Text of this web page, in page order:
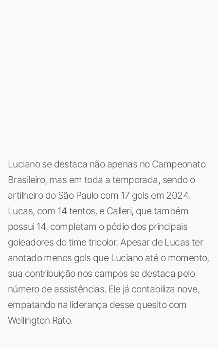
Luciano se destaca não apenas no Campeonato
Brasileiro, mas em toda a temporada, sendo o
artilheiro do São Paulo com 17 gols em 2024.
Lucas, com 14 tentos, e Calleri, que também
possui 14, completam o pódio dos principais
goleadores do time tricolor. Apesar de Lucas ter
anotado menos gols que Luciano até o momento,
sua contribuição nos campos se destaca pelo
número de assistências. Ele já contabiliza nove,
empatando na liderança desse quesito com
Wellington Rato.